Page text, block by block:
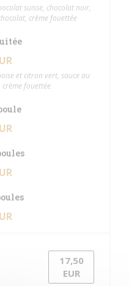
suisse, chocolat noir,
crème fouettée
et citron vert, sauce au
fouettée
17,50
EUR